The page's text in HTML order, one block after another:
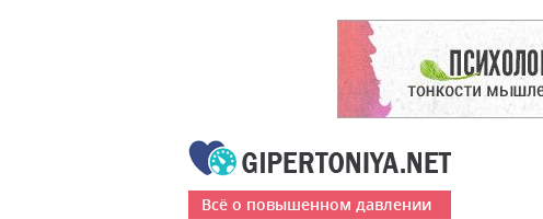
Всё о повышенном давлении